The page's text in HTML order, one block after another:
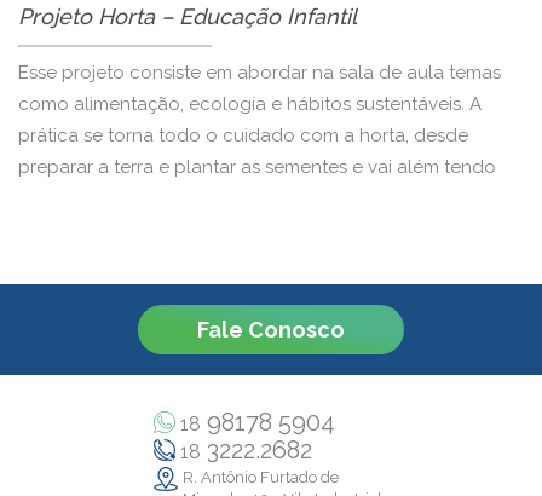
Projeto Horta – Educação Infantil
Esse projeto consiste em abordar na sala de aula temas
como alimentação, ecologia e hábitos sustentáveis. A
prática se torna todo o cuidado com a horta, desde
preparar a terra e plantar as sementes e vai além tendo
Fale Conosco
18 98178 5904
18 3222.2682
R. Antônio Furtado de